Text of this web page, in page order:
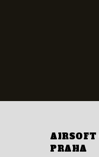
AIRSOFT
PRAHA